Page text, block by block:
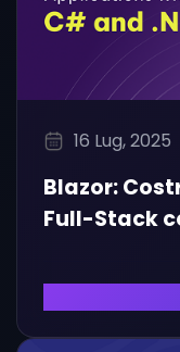
16 Lug, 2025
Blazor:
Full-Stack